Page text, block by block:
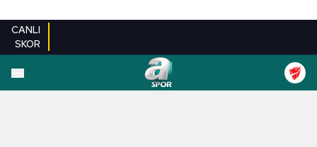
CANLI
SKOR